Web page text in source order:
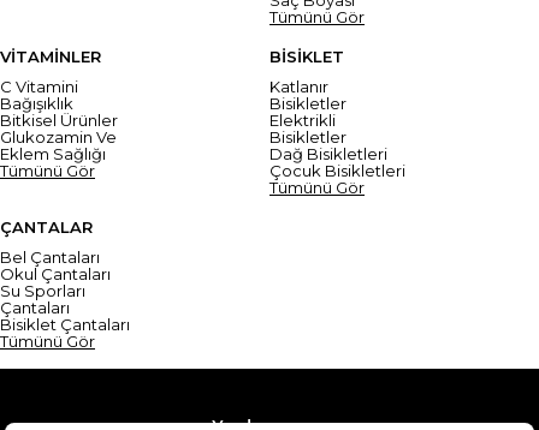
Tümünü Gör
VİTAMİNLER
C Vitamini
Bağışıklık
Bitkisel Ürünler
Glukozamin Ve
Eklem Sağlığı
Tümünü Gör
BİSİKLET
Katlanır
Bisikletler
Elektrikli
Bisikletler
Dağ Bisikletleri
Çocuk Bisikletleri
Tümünü Gör
ÇANTALAR
Bel Çantaları
Okul Çantaları
Su Sporları
Çantaları
Bisiklet Çantaları
Tümünü Gör